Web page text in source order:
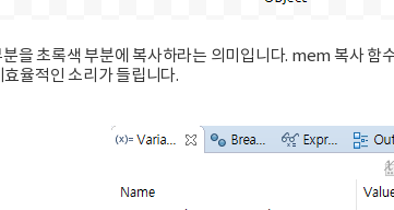
을 초록색 부분에 복사하라는 의미입니다. mem 복사
율적인 소리가 들립니다.